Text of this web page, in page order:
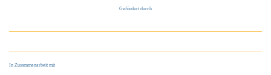
Gefördert durch
In Zusammenarbeit mit